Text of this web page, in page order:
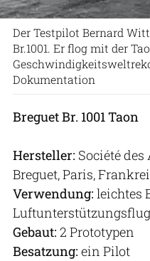
Der Testpilot Bernard
Br.1001. Er flog mit der
Dokumentation
Breguet Br. 1001 Taon
Hersteller: Société
Breguet, Paris,
Verwendung: leichtes
Gebaut: 2 Prototypen
Besatzung: ein Pilot